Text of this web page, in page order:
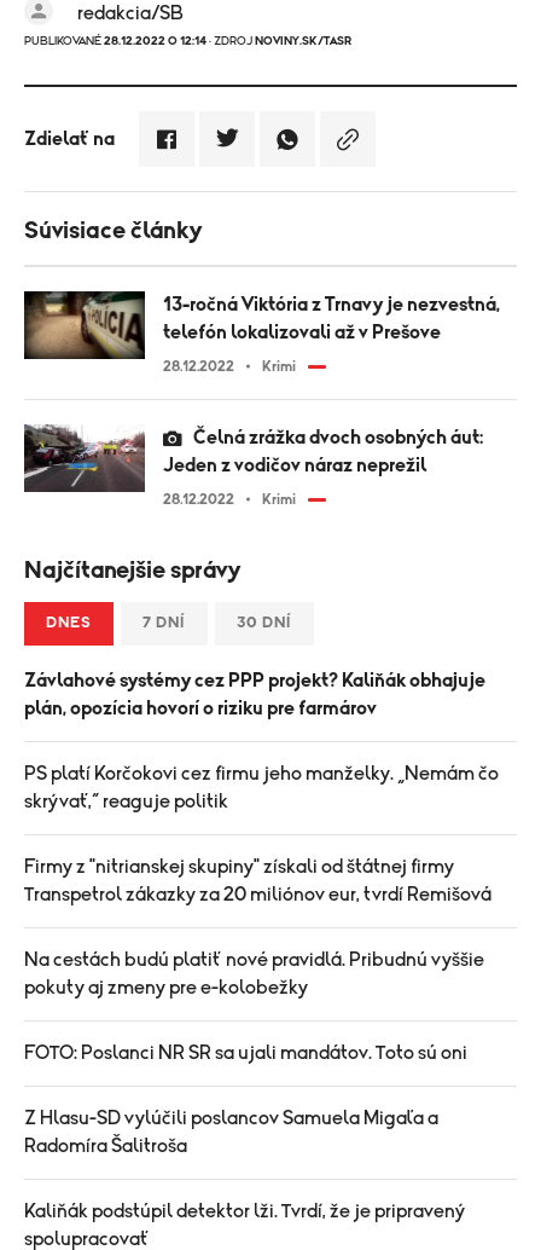
redakcia/SB
PUBLIKOVANÉ 28.12.2022 O 12:14 · ZDROJ NOVINY.SK/TASR
Zdielať na
Súvisiace články
13-ročná Viktória z Trnavy je nezvestná,
telefón lokalizovali až v Prešove
28.12.2022 Krimi
Jeden z vodičov náraz neprežil
28.12.2022 Krimi
Najčítanejšie správy
DNES 7 DNÍ 30 DNÍ
Závlahové systémy cez PPP projekt? Kaliňák obhajuje
plán, opozícia hovorí o riziku pre farmárov
PS platí Korčokovi cez firmu jeho manželky. „Nemám čo
skrývať,“ reaguje politik
Firmy z "nitrianskej skupiny" získali od štátnej firmy
Transpetrol zákazky za 20 miliónov eur, tvrdí Remišová
Na cestách budú platiť nové pravidlá. Pribudnú vyššie
pokuty aj zmeny pre e-kolobežky
FOTO: Poslanci NR SR sa ujali mandátov. Toto sú oni
Z Hlasu-SD vylúčili poslancov Samuela Migaľa a
Radomíra Šalitroša
Kaliňák podstúpil detektor lži. Tvrdí, že je pripravený
spolupracovať